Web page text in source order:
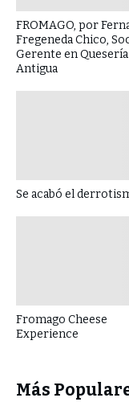
FROMAGO, por
Fregeneda Chico,
Gerente en
Antigua
Se acabó el
Fromago Cheese
Experience
Más